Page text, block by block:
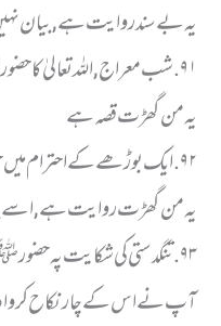
یہ بےسند روایت ہے, بیان
٩١. شب معراج, اللہ تعالیٰ کا حضورﷺ کو جوتوں سمیت عرش پہ بلانا
یہ من گھڑت قصہ ہے
٩٢. ایک بوڑھے کے احترام میں حضرت علیؓ کا نماز کیلئے لیٹ ہوجانا
یہ من گھڑت روایت ہے, اسے
٩٣. تنگدستی کی شکایت پہ
آپ نے اس کے چار نکاح